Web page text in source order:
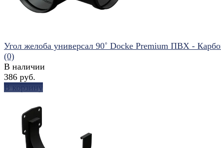
избранное
Угол желоба универсал 90˚ Docke Premium ПВХ -
(0)
В наличии
386 руб.
В корзину